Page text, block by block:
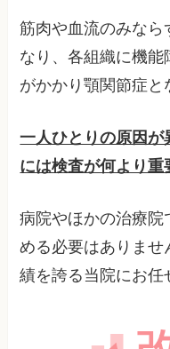
筋肉や血流のみなら
なり、各組織に機能
がかかり顎関節症と
一人ひとりの原因
には検査が何より重
病院やほかの治療院
める必要はありませ
績を誇る当院にお任